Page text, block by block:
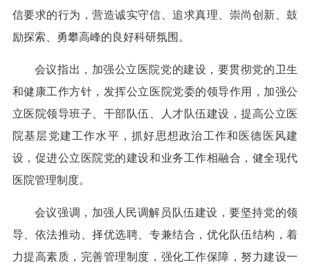
信要求的行为，营造诚实守信、追求真理、崇尚创新、鼓
励探索、勇攀高峰的良好科研氛围。
会议指出，加强公立医院党的建设，要贯彻党的卫生
和健康工作方针，发挥公立医院党委的领导作用，加强公
立医院领导班子、干部队伍、人才队伍建设，提高公立医
院基层党建工作水平，抓好思想政治工作和医德医风建
设，促进公立医院党的建设和业务工作相融合，健全现代
医院管理制度。
会议强调，加强人民调解员队伍建设，要坚持党的领
导、依法推动、择优选聘、专兼结合，优化队伍结构，着
力提高素质，完善管理制度，强化工作保障，努力建设一